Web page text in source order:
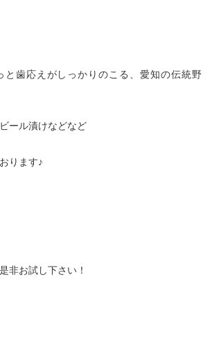
と歯応えがしっかりのこる、愛知の伝統野
ール漬けなどなど
ります♪
非お試し下さい！